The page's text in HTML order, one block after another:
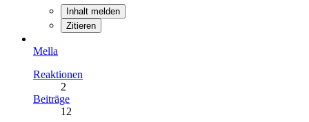
Inhalt melden
Zitieren
Mella
Reaktionen
2
Beiträge
12